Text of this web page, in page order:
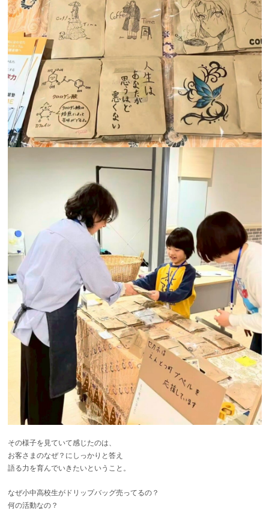
その様子を見ていて感じたのは、
お客さまのなぜ？にしっかりと答え
語る力を育んでいきたいということ。
なぜ小中高校生がドリップバッグ売ってるの？
何の活動なの？